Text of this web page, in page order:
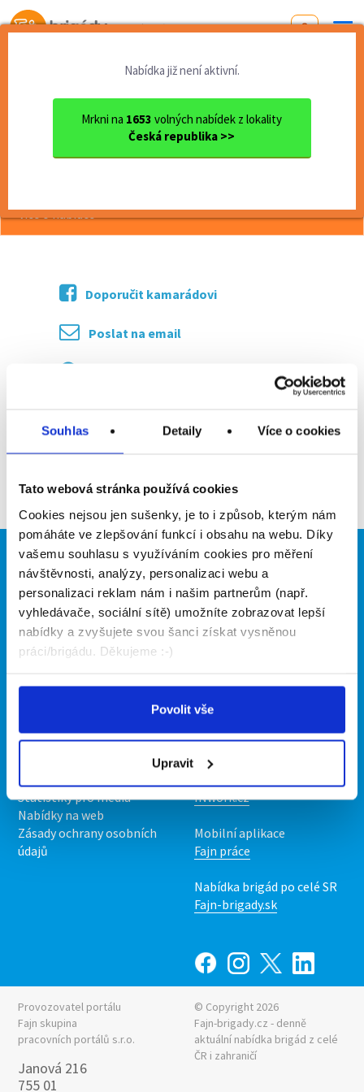
Souhlas Detaily Více o cookies
Tato webová stránka používá cookies
Cookies nejsou jen sušenky, je to i způsob, kterým nám
pomáháte ve zlepšování funkcí i obsahu na webu. Díky
vašemu souhlasu s využíváním cookies pro měření
návštěvnosti, analýzy, personalizaci webu a
personalizaci reklam nám i našim partnerům (např.
vyhledávače, sociální sítě) umožníte zobrazovat lepší
nabídky a zvyšujete svou šanci získat vysněnou
práci/brigádu. Děkujeme :-)
Povolit vše
Upravit
Od první brigády
Nabídka již není aktivní.
Mrkni na 1653 volných nabídek z lokality
Česká republika >>
Karlovarský kraj okres Cheb
OSTRAHA
OSTRAHA
více o nabídce >>
Doporučit kamarádovi
Poslat na email
Brigádníci
Články
Hledané brigády
Firmy
Vložit inzerát
Ceník
Propagace
O portálu
O nás
Statistiky pro média
Nabídky na web
Zásady ochrany osobních
údajů
Naše další projekty
Fajn brigády
INwork.cz
Mobilní aplikace
Fajn práce
Nabídka brigád po celé SR
Fajn-brigady.sk
Provozovatel portálu
Fajn skupina
pracovních portálů s.r.o.
Janová 216
755 01
© Copyright 2026
Fajn-brigady.cz - denně
aktuální nabídka brigád z celé
ČR i zahraničí